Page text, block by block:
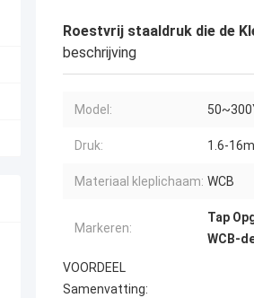
Roestvrij staaldruk die de
beschrijving
Model:
Druk: 1.6-
Materiaal kleplichaam: WCB
Markeren:
Tap
WCB-
VOORDEEL
Samenvatting: